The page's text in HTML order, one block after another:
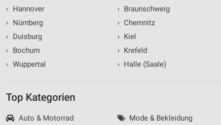
›
Hannover
›
Nürnberg
›
Duisburg
›
Bochum
› Wuppertal
› Braunschweig
› Chemnitz
› Kiel
› Krefeld
› Halle (Saale)
Top Kategorien
Auto & Motorrad
Mode & Bekleidung